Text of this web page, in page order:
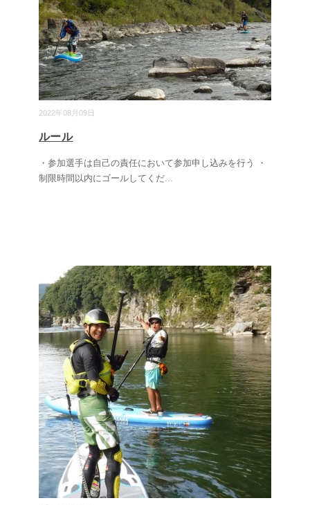
2022年08月09日
ルール
・参加選手は自己の責任において参加申し込みを行う ・
制限時間以内にゴールしてくだ...